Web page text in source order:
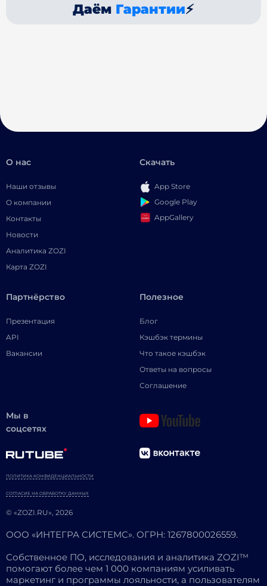
Даём Гарантии⚡
О нас
Наши отзывы
О компании
Контакты
Новости
Аналитика ZOZI
Карта ZOZI
Скачать
App Store
Google Play
AppGallery
Партнёрство
Презентация
API
Вакансии
Полезное
Блог
Кэшбэк термины
Что такое кэшбэк
Ответы на вопросы
Соглашение
Мы в
соцсетях
© «ZOZI.RU», 2026
ПОЛИТИКА КОНФИДЕНЦИАЛЬНОСТИ
СОГЛАСИЕ НА ОБРАБОТКУ ДАННЫХ
ООО «ИНТЕГРА СИСТЕМС». ОГРН: 1267800026559.
Собственное ПО, исследования и аналитика ZOZI™
помогают более чем 1 000 компаниям усиливать
маркетинг и программы лояльности, а пользователям